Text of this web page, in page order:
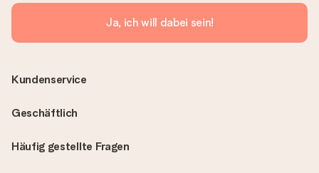
Ja, ich will dabei sein!
Häufig gestellte Fragen
Kundenservice
Geschäftlich